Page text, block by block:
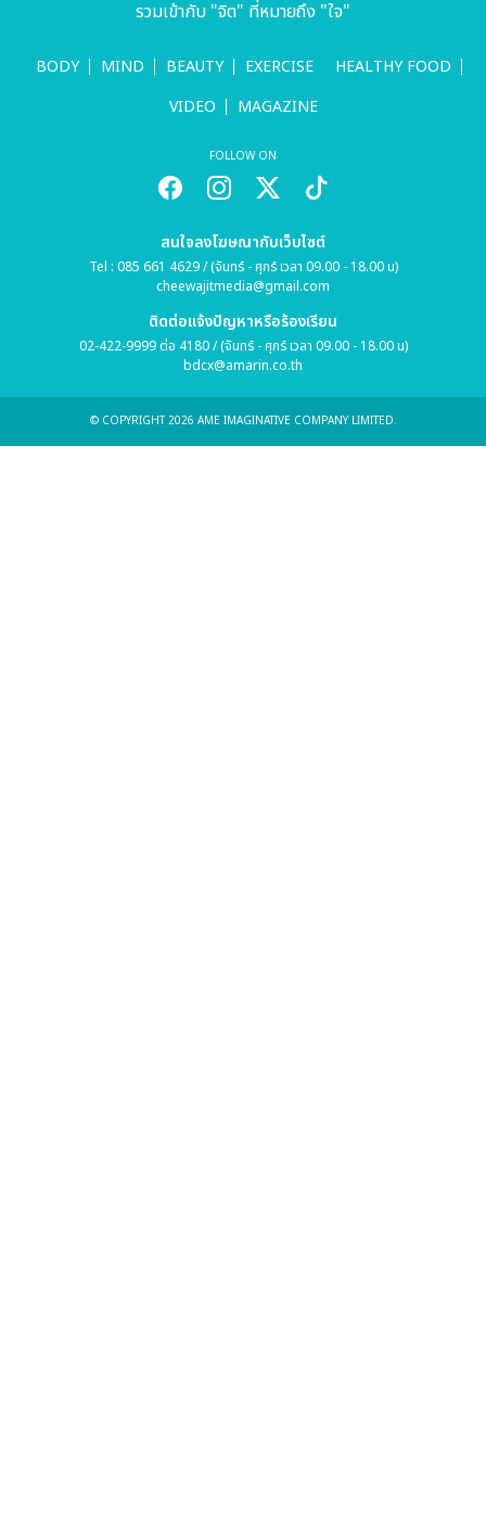
รวมเข้ากับ "จิต" ที่หมายถึง "ใจ"
BODY MIND BEAUTY EXERCISE
HEALTHY FOOD
VIDEO
MAGAZINE
FOLLOW ON
สนใจลงโฆษณากับเว็บไซต์
Tel : 085 661 4629 / (จันทร์ - ศุกร์ เวลา 09.00 - 18.00 น)
cheewajitmedia@gmail.com
ติดต่อแจ้งปัญหาหรือร้องเรียน
02-422-9999 ต่อ 4180 / (จันทร์ - ศุกร์ เวลา 09.00 - 18.00 น)
bdcx@amarin.co.th
© COPYRIGHT 2026 AME IMAGINATIVE COMPANY LIMITED.